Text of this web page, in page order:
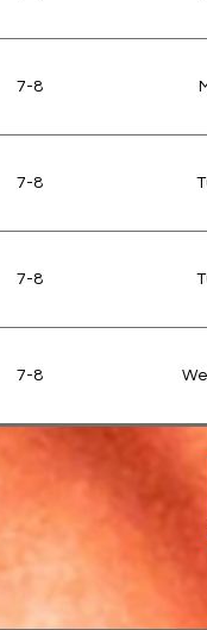
(Rehearsal)
7-8
7-8
7-8
7-8
7-8